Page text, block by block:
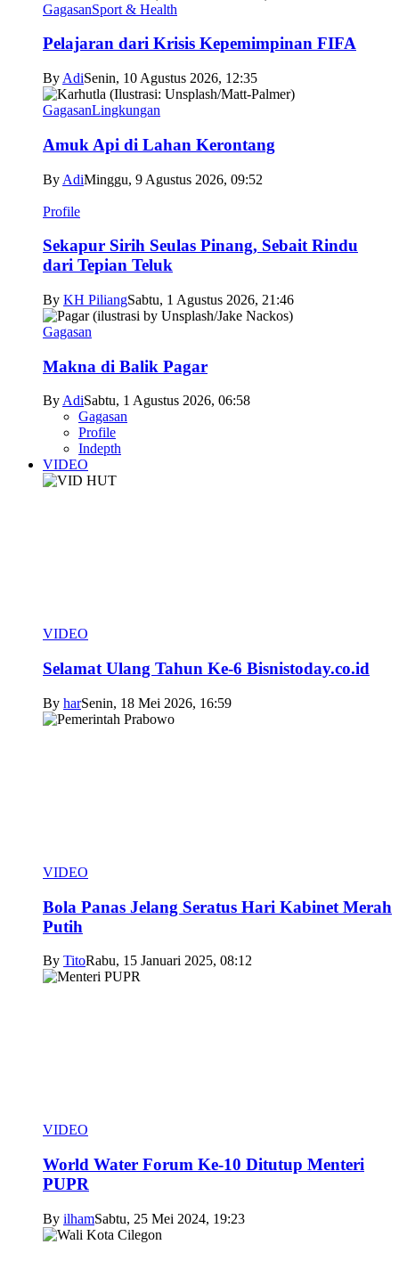
GagasanSport & Health
Pelajaran dari Krisis Kepemimpinan FIFA
By AdiSenin, 10 Agustus 2026, 12:35
GagasanLingkungan
Amuk Api di Lahan Kerontang
By AdiMinggu, 9 Agustus 2026, 09:52
Profile
Sekapur Sirih Seulas Pinang, Sebait Rindu
dari Tepian Teluk
By KH PiliangSabtu, 1 Agustus 2026, 21:46
Gagasan
Makna di Balik Pagar
ByAdiSabtu, 1 Agustus 2026, 06:58
Gagasan
Profile
Indepth
VIDEO
VIDEO
Selamat Ulang Tahun Ke-6 Bisnistoday.co.id
By harSenin, 18 Mei 2026, 16:59
VIDEO
Bola Panas Jelang Seratus Hari Kabinet Merah
Putih
By TitoRabu, 15 Januari 2025, 08:12
VIDEO
World Water Forum Ke-10 Ditutup Menteri
PUPR
By ilhamSabtu, 25 Mei 2024, 19:23